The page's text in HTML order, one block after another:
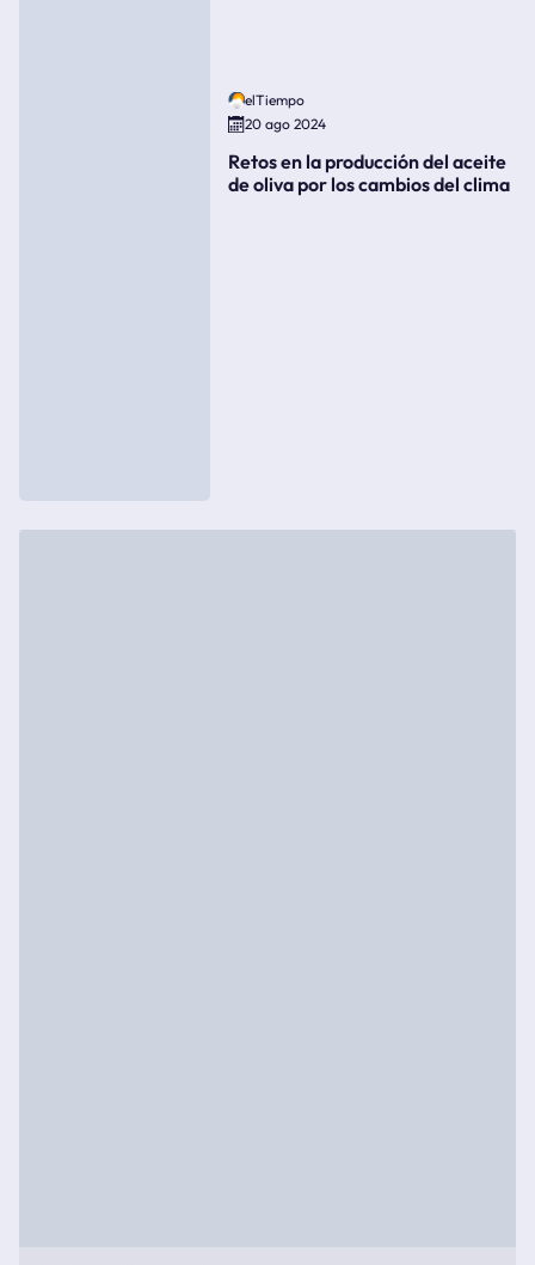
elTiempo
20 ago 2024
Retos en la producción del aceite
de oliva por los cambios del clima